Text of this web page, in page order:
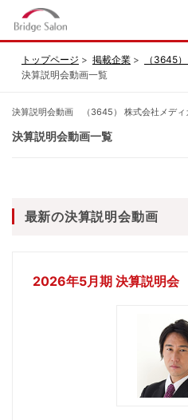
トップページ 掲載企業
（3645
決算説明会動画一覧
決算説明会動画 （3645） 株式会社メディ
決算説明会動画一覧
最新の決算説明会動画
2026年5月期 決算説明会